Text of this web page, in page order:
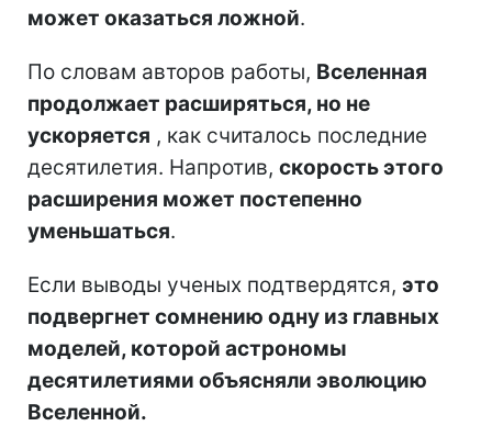
может оказаться ложной.
По словам авторов работы, Вселенная
продолжает расширяться, но не
ускоряется , как считалось последние
десятилетия. Напротив, скорость этого
расширения может постепенно
уменьшаться.
Если выводы ученых подтвердятся, это
подвергнет сомнению одну из главных
моделей, которой астрономы
десятилетиями объясняли эволюцию
Вселенной.